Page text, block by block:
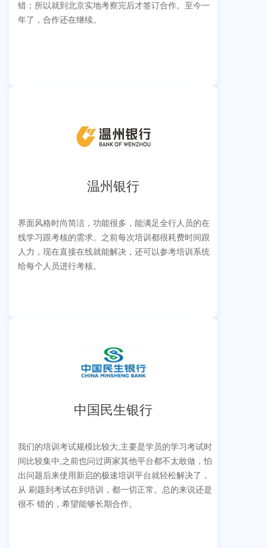
错；所以就到北京实地考察完后才签订合作。至今一
年了，合作还在继续。
温州银行
界面风格时尚简洁，功能很多，能满足全行人员的在
线学习跟考核的需求。之前每次培训都很耗费时间跟
人力，现在直接在线就能解决，还可以参考培训系统
给每个人员进行考核。
中国民生银行
我们的培训考试规模比较大,主要是学员的学习考试时
间比较集中,之前也问过两家其他平台都不太敢做，怕
出问题后来使用新启的极速培训平台就轻松解决了，
从 刷题到考试在到培训，都一切正常。总的来说还是
很不 错的，希望能够长期合作。